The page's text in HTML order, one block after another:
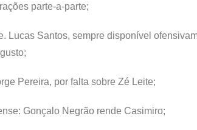
parte-a-parte;
Lucas Santos, sempre disponível
Pereira, por falta sobre Zé Leite;
Gonçalo Negrão rende Casimiro;